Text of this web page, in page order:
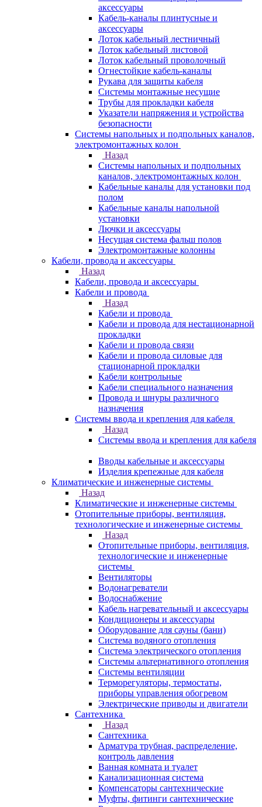
аксессуары
Кабель-каналы плинтусные и
аксессуары
Лоток кабельный лестничный
Лоток кабельный листовой
Лоток кабельный проволочный
Огнестойкие кабель-каналы
Рукава для защиты кабеля
Системы монтажные несущие
Трубы для прокладки кабеля
Указатели напряжения и устройства
безопасности
Системы напольных и подпольных каналов,
электромонтажных колон
Назад
Системы напольных и подпольных
каналов, электромонтажных колон
Кабельные каналы для установки под
полом
Кабельные каналы напольной
установки
Лючки и аксессуары
Несущая система фальш полов
Электромонтажные колонны
Кабели, провода и аксессуары
Назад
Кабели, провода и аксессуары
Кабели и провода
Назад
Кабели и провода
Кабели и провода для нестационарной
прокладки
Кабели и провода связи
Кабели и провода силовые для
стационарной прокладки
Кабели контрольные
Кабели специального назначения
Провода и шнуры различного
назначения
Системы ввода и крепления для кабеля
Назад
Системы ввода и крепления для кабеля
Вводы кабельные и аксессуары
Изделия крепежные для кабеля
Климатические и инженерные системы
Назад
Климатические и инженерные системы
Отопительные приборы, вентиляция,
технологические и инженерные системы
Назад
Отопительные приборы, вентиляция,
технологические и инженерные
системы
Вентиляторы
Водонагреватели
Водоснабжение
Кабель нагревательный и аксессуары
Кондиционеры и аксессуары
Оборудование для сауны (бани)
Система водяного отопления
Система электрического отопления
Системы альтернативного отопления
Системы вентиляции
Терморегуляторы, термостаты,
приборы управления обогревом
Электрические приводы и двигатели
Сантехника
Назад
Сантехника
Арматура трубная, распределение,
контроль давления
Ванная комната и туалет
Канализационная система
Компенсаторы сантехнические
Муфты, фитинги сантехнические